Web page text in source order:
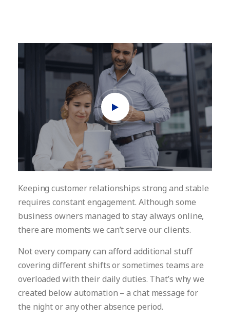
Keeping customer relationships strong and stable
requires constant engagement. Although some
business owners managed to stay always online,
there are moments we can’t serve our clients.
Not every company can afford additional stuff
covering different shifts or sometimes teams are
overloaded with their daily duties. That’s why we
created below automation – a chat message for
the night or any other absence period.